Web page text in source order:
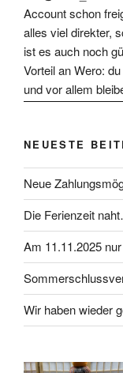
NEUESTE
Neue
Die Ferienzeit
Am 11.11.2025
Wir haben wieder